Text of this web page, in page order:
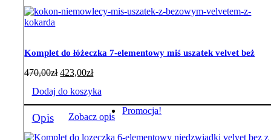
ma
wiele
wariantów.
można
wybrać
na
produktu
Komplet do łóżeczka 7-elementowy miś uszatek velvet beż
470,00zł 423,00zł
Dodaj do koszyka
Opis Zobacz opis
Promocja!